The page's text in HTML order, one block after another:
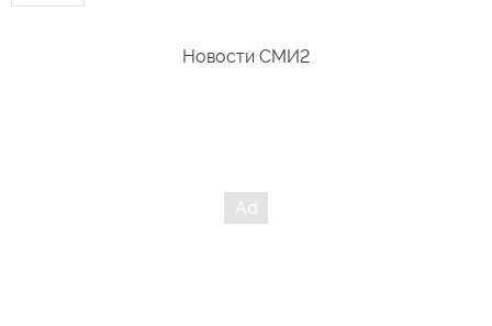
Новости СМИ2